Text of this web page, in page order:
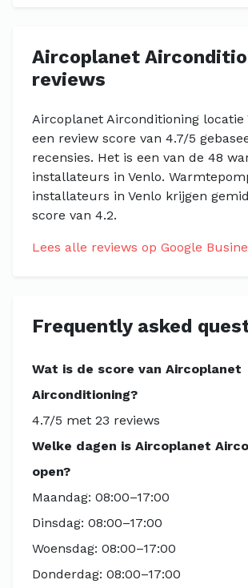
Aircoplanet
reviews
Aircoplanet Airconditioning locatie
een review score van 4.7/5
recensies. Het is een van de 48
installateurs in Venlo.
installateurs in Venlo krijgen
score van 4.2.
Lees alle reviews op Google
Frequently asked
Wat is de score van Aircoplanet
Airconditioning?
4.7/5 met 23 reviews
Welke dagen is Aircoplanet
open?
Maandag: 08:00–17:00
Dinsdag: 08:00–17:00
Woensdag: 08:00–17:00
Donderdag: 08:00–17:00